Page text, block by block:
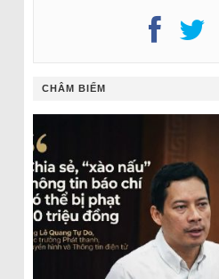
CHÂM BIẾM